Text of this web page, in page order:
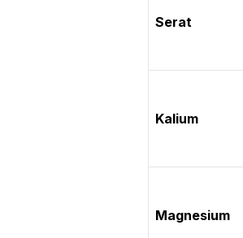
Serat
Kalium
Magnesium